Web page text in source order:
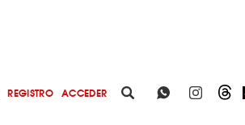
REGISTRO ACCEDER